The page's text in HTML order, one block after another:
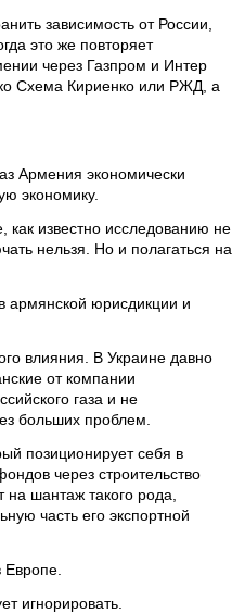
зависимость от России,
это же повторяет
через Газпром и Интер
Схема Кириенко или РЖД, а
Армения экономически
экономику.
как известно исследованию не
нельзя. Но и полагаться на
армянской юрисдикции и
влияния. В Украине давно
от компании
газа и не
больших проблем.
позиционирует себя в
через строительство
шантаж такого рода,
часть его экспортной
игнорировать.